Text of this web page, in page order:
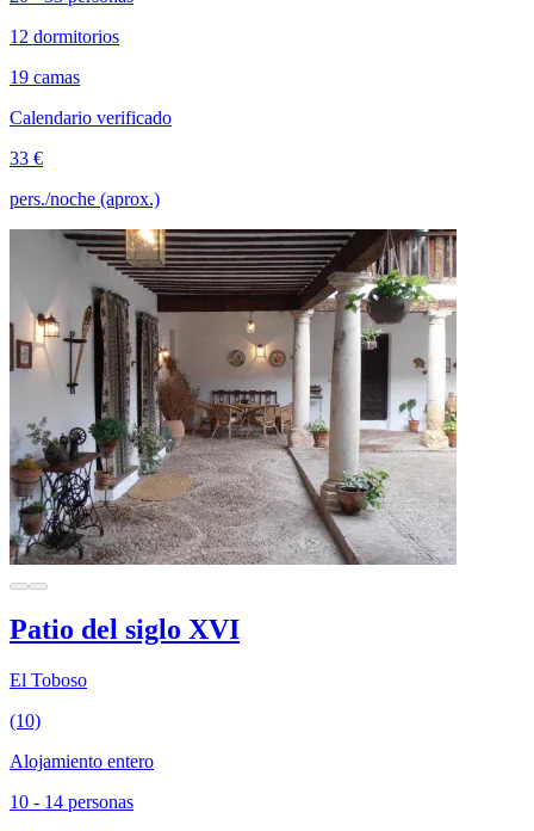
12 dormitorios
19 camas
Calendario verificado
33 €
pers./noche (aprox.)
Patio del siglo XVI
El Toboso
(10)
Alojamiento entero
10 - 14 personas